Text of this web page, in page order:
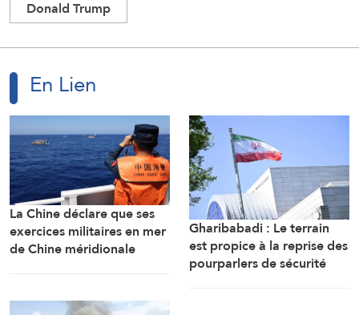
Donald Trump
En Lien
La Chine déclare que ses
exercices militaires en mer
de Chine méridionale
Philippines
Gharibabadi : Le terrain
est propice à la reprise des
pourparlers de sécurité